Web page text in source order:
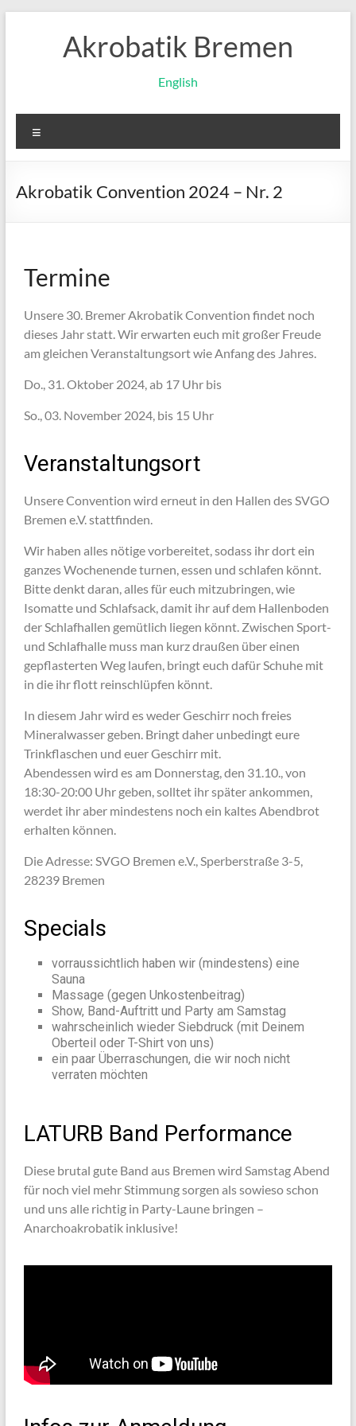
Akrobatik Bremen
English
Akrobatik Convention 2024 – Nr. 2
Termine
Unsere 30. Bremer Akrobatik Convention findet noch
dieses Jahr statt. Wir erwarten euch mit großer Freude
am gleichen Veranstaltungsort wie Anfang des Jahres.
Do., 31. Oktober 2024, ab 17 Uhr bis
So., 03. November 2024, bis 15 Uhr
Veranstaltungsort
Unsere Convention wird erneut in den Hallen des SVGO
Bremen e.V. stattfinden.
Wir haben alles nötige vorbereitet, sodass ihr dort ein
ganzes Wochenende turnen, essen und schlafen könnt.
Bitte denkt daran, alles für euch mitzubringen, wie
Isomatte und Schlafsack, damit ihr auf dem Hallenboden
der Schlafhallen gemütlich liegen könnt. Zwischen Sport-
und Schlafhalle muss man kurz draußen über einen
gepflasterten Weg laufen, bringt euch dafür Schuhe mit
in die ihr flott reinschlüpfen könnt.
In diesem Jahr wird es weder Geschirr noch freies
Mineralwasser geben. Bringt daher unbedingt eure
Trinkflaschen und euer Geschirr mit.
Abendessen wird es am Donnerstag, den 31.10., von
18:30-20:00 Uhr geben, solltet ihr später ankommen,
werdet ihr aber mindestens noch ein kaltes Abendbrot
erhalten können.
Die Adresse: SVGO Bremen e.V., Sperberstraße 3-5,
28239 Bremen
Specials
vorraussichtlich haben wir (mindestens) eine
Sauna
Massage (gegen Unkostenbeitrag)
Show, Band-Auftritt und Party am Samstag
wahrscheinlich wieder Siebdruck (mit Deinem
Oberteil oder T-Shirt von uns)
ein paar Überraschungen, die wir noch nicht
verraten möchten
LATURB Band Performance
Diese brutal gute Band aus Bremen wird Samstag Abend
für noch viel mehr Stimmung sorgen als sowieso schon
und uns alle richtig in Party-Laune bringen –
Anarchoakrobatik inklusive!